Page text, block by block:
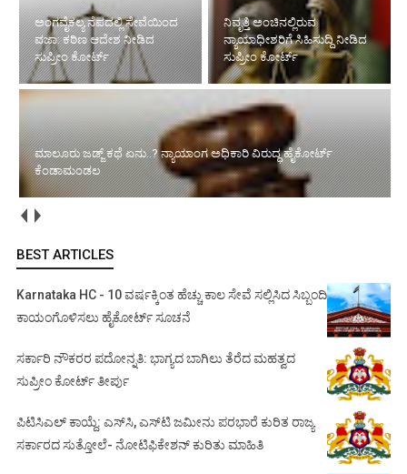
ಅಂಗವೈಕಲ್ಯ ನೆಪದಲ್ಲಿ ಸೇವೆಯಿಂದ
ವಜಾ: ಕಠಿಣ ಆದೇಶ ನೀಡಿದ
ಸುಪ್ರೀಂ ಕೋರ್ಟ್‌
ನಿವೃತ್ತಿ ಅಂಚಿನಲ್ಲಿರುವ
ನ್ಯಾಯಾಧೀಶರಿಗೆ ಸಿಹಿಸುದ್ದಿ ನೀಡಿದ
ಸುಪ್ರೀಂ ಕೋರ್ಟ್‌
ಮಾಲೂರು ಜಡ್ಜ್‌ ಕಥೆ ಏನು..? ನ್ಯಾಯಾಂಗ ಅಧಿಕಾರಿ ವಿರುದ್ಧ ಹೈಕೋರ್ಟ್
ಕೆಂಡಾಮಂಡಲ
BEST ARTICLES
Karnataka HC - 10 ವರ್ಷಕ್ಕಿಂತ ಹೆಚ್ಚು ಕಾಲ ಸೇವೆ ಸಲ್ಲಿಸಿದ ಸಿಬ್ಬಂದಿ
ಕಾಯಂಗೊಳಿಸಲು ಹೈಕೋರ್ಟ್ ಸೂಚನೆ
ಸರ್ಕಾರಿ ನೌಕರರ ಪದೋನ್ನತಿ: ಭಾಗ್ಯದ ಬಾಗಿಲು ತೆರೆದ ಮಹತ್ವದ
ಸುಪ್ರೀಂ ಕೋರ್ಟ್ ತೀರ್ಪು
ಪಿಟಿಸಿಎಲ್ ಕಾಯ್ದೆ: ಎಸ್‌ಸಿ, ಎಸ್‌ಟಿ ಜಮೀನು ಪರಭಾರೆ ಕುರಿತ ರಾಜ್ಯ
ಸರ್ಕಾರದ ಸುತ್ತೋಲೆ- ನೋಟಿಫಿಕೇಶನ್‌ ಕುರಿತು ಮಾಹಿತಿ